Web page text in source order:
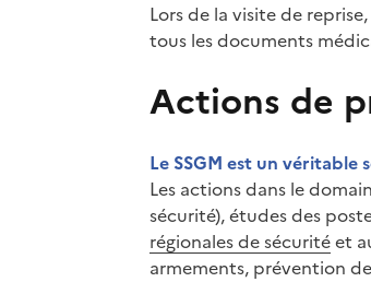
Lors de la visite de
tous les documents
Actions de
Le SSGM est un véritable
Les actions dans le
sécurité), études des
régionales de sécuritéet
armements, prévention